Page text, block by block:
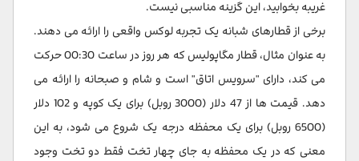
غریبه بخوابید، این گزینه مناسبی نیست.
برخی از قطارهای شبانه یک تجربه لوکس واقعی را ارائه می دهند.
به عنوان مثال، قطار مگاپولیس که هر روز در ساعت 00:30 حرکت
می کند، دارای "سرویس اتاق" است و شام و صبحانه را ارائه می
دهد. قیمت ها از 47 دلار (3000 روبل) برای یک کوپه و 102 دلار
(6500 روبل) برای یک محفظه درجه یک شروع می شود، به این
معنی که در یک محفظه به جای چهار تخت فقط دو تخت وجود